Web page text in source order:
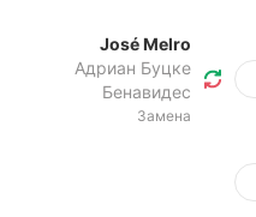
José Melro
Адриан Буцке
Бенавидес
Замена